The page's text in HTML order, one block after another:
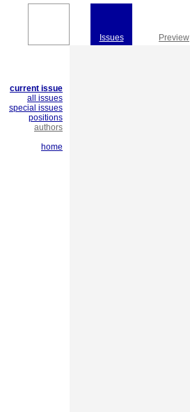
Issues Preview
current issue
all issues
special issues
positions
authors
home